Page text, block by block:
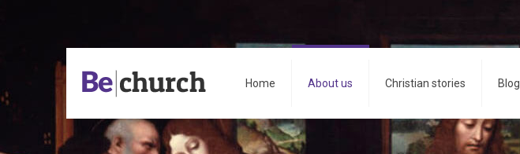
Home About us Christian stories Blog